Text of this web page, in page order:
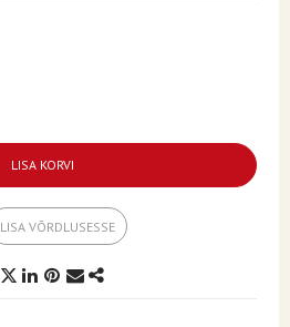
LISA KORVI
LISA VÕRDLUSESSE